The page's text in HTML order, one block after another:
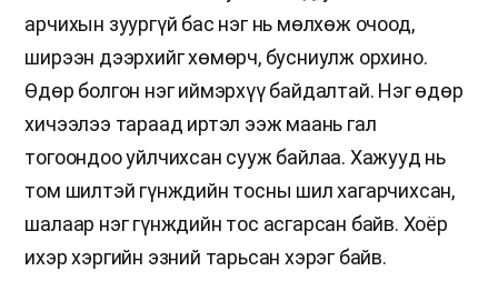
арчихын зуургүй бас нэг нь мөлхөж очоод,
ширээн дээрхийг хөмөрч, бусниулж орхино.
Өдөр болгон нэг иймэрхүү байдалтай. Нэг өдөр
хичээлээ тараад иртэл ээж маань гал
тогоондоо уйлчихсан сууж байлаа. Хажууд нь
том шилтэй гүнждийн тосны шил хагарчихсан,
шалаар нэг гүнждийн тос асгарсан байв. Хоёр
ихэр хэргийн эзний тарьсан хэрэг байв.